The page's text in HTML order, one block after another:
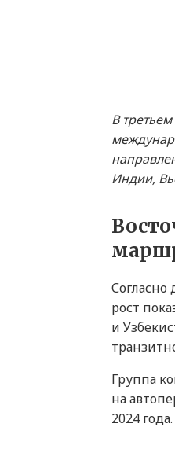
В
Индии,
рост
и
Группа
на
2024 года.